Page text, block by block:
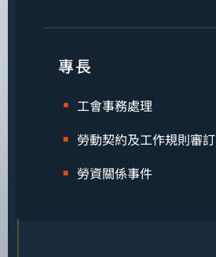
專長
工會事務處理
勞動契約及工作規則審訂
勞資關係事件